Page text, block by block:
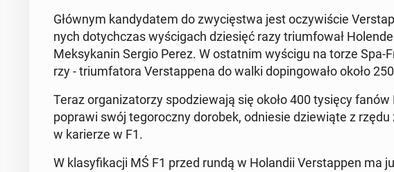
Głównym kan­dy­da­tem do zwy­cię­stwa jest oczy­wi­ście
nych do­tych­czas wy­ści­gach dzie­sięć razy trium­fo­wał
Mek­sy­ka­nin Sergio Perez. W ostat­nim wyścigu na torze
rzy - trium­fa­to­ra Ver­stap­pe­na do walki do­pin­go­wa­ło około
Teraz or­ga­ni­za­to­rzy spo­dzie­wa­ją się około 400 tysięcy
poprawi swój te­go­rocz­ny dorobek, od­nie­sie dzie­wią­te z
w ka­rie­rze w F1.
W kla­sy­fi­ka­cji MŚ F1 przed rundą w Ho­lan­dii Ver­stap­pen ma